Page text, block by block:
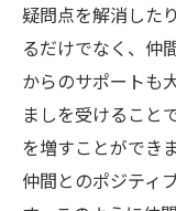
疑問点を解消した
るだけでなく、仲
からのサポートも
ましを受けること
を増すことができ
仲間とのポジティ